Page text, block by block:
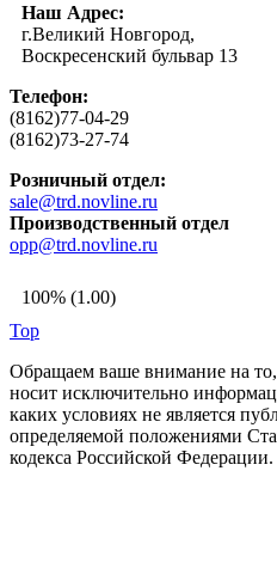
Наш Адрес:
г.Великий Новгород,
Воскресенский бульвар 13
Телефон:
(8162)77-04-29
(8162)73-27-74
Розничный отдел:
sale@trd.novline.ru
Производственный отдел
opp@trd.novline.ru
100% (1.00)
Top
Обращаем ваше внимание на
носит исключительно
каких условиях не является
определяемой положениями
кодекса Российской Федерации.